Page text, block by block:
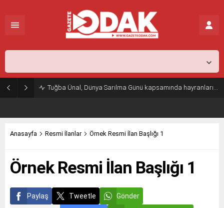
Tuğba Ünal, Dünya Sarılma Günü kapsamında hayranlarıyla buluştu
Anasayfa Resmi İlanlar Örnek Resmi İlan Başlığı 1
Örnek Resmi İlan Başlığı 1
Paylaş Tweetle Gönder